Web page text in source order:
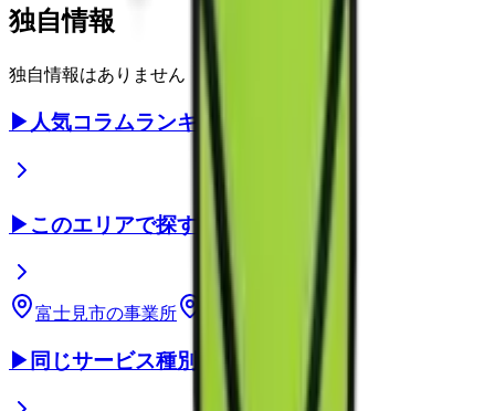
独自情報
独自情報はありません
▶ 人気コラムランキング
▶このエリアで探す
富士見市の事業所 埼玉県 の事業所
▶ 同じサービス種別